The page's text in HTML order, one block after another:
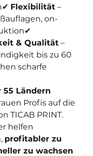
Flexibilität –
on-
& Qualität –
bis zu 60
scharfe
55 Ländern
Profis auf die
TICAB PRINT.
helfen
profitabler zu
zu wachsen